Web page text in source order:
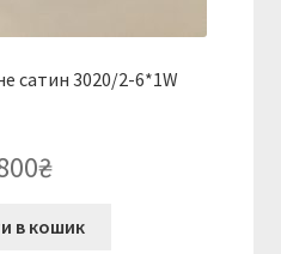
сатин 3020/2-6*1W
₴
в кошик